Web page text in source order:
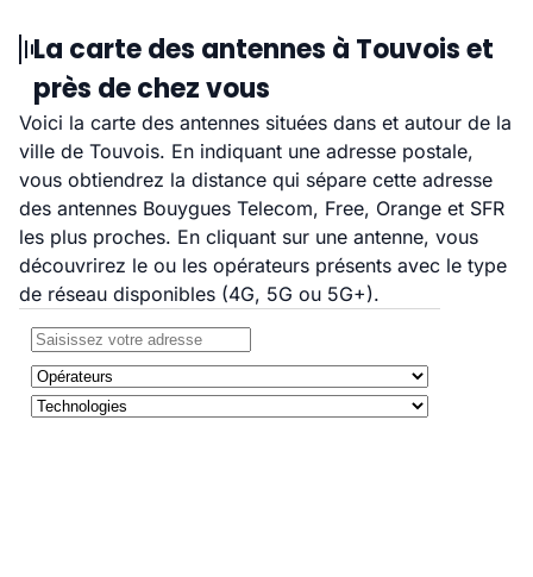
La carte des antennes à Touvois et
près de chez vous
Voici la carte des antennes situées dans et autour de la
ville de Touvois. En indiquant une adresse postale,
vous obtiendrez la distance qui sépare cette adresse
des antennes Bouygues Telecom, Free, Orange et SFR
les plus proches. En cliquant sur une antenne, vous
découvrirez le ou les opérateurs présents avec le type
de réseau disponibles (4G, 5G ou 5G+).